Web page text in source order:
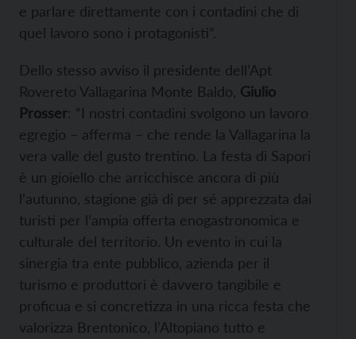
e parlare direttamente con i contadini che di
quel lavoro sono i protagonisti”.
Dello stesso avviso il presidente dell’Apt
Rovereto Vallagarina Monte Baldo, Giulio
Prosser: “I nostri contadini svolgono un lavoro
egregio – afferma – che rende la Vallagarina la
vera valle del gusto trentino. La festa di Sapori
è un gioiello che arricchisce ancora di più
l’autunno, stagione già di per sé apprezzata dai
turisti per l’ampia offerta enogastronomica e
culturale del territorio. Un evento in cui la
sinergia tra ente pubblico, azienda per il
turismo e produttori è davvero tangibile e
proficua e si concretizza in una ricca festa che
valorizza Brentonico, l’Altopiano tutto e